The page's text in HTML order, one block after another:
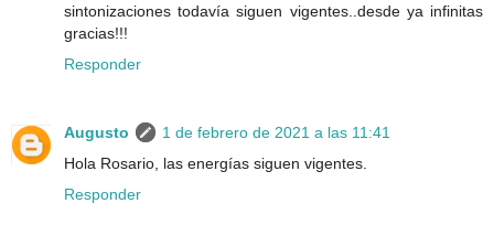
sintonizaciones todavía siguen vigentes..desde ya infinitas
gracias!!!
Responder
Augusto
1 de febrero de 2021 a las 11:41
Hola Rosario, las energías siguen vigentes.
Responder